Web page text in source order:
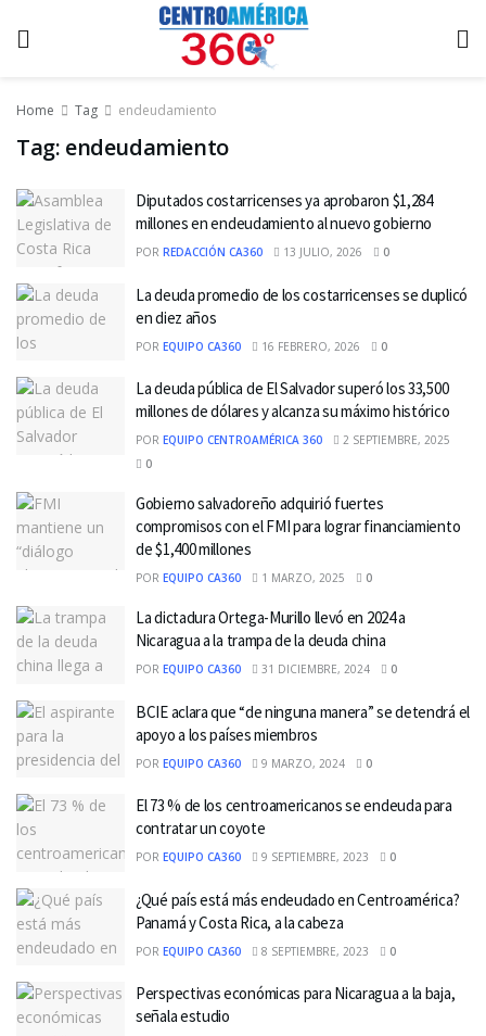
Home Tag endeudamiento
Tag: endeudamiento
Diputados costarricenses ya aprobaron $1,284
millones en endeudamiento al nuevo gobierno
POR REDACCIÓN CA360 13 JULIO, 2026 0
La deuda promedio de los costarricenses se duplicó
en diez años
POR EQUIPO CA360 16 FEBRERO, 2026 0
La deuda pública de El Salvador superó los 33,500
millones de dólares y alcanza su máximo histórico
POR EQUIPO CENTROAMÉRICA 360
2 SEPTIEMBRE, 2025
0
Gobierno salvadoreño adquirió fuertes
compromisos con el FMI para lograr financiamiento
de $1,400 millones
POR EQUIPO CA360 1 MARZO, 2025 0
La dictadura Ortega-Murillo llevó en 2024 a
Nicaragua a la trampa de la deuda china
POR EQUIPO CA360 31 DICIEMBRE, 2024 0
BCIE aclara que “de ninguna manera” se detendrá el
apoyo a los países miembros
POR EQUIPO CA360 9 MARZO, 2024 0
El 73 % de los centroamericanos se endeuda para
contratar un coyote
POR EQUIPO CA360 9 SEPTIEMBRE, 2023 0
¿Qué país está más endeudado en Centroamérica?
Panamá y Costa Rica, a la cabeza
POR EQUIPO CA360 8 SEPTIEMBRE, 2023 0
Perspectivas económicas para Nicaragua a la baja,
señala estudio